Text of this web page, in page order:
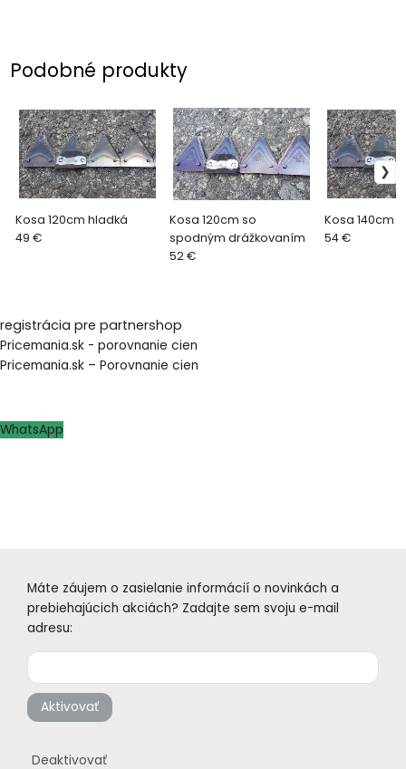
Podobné produkty
Kosa 120cm hladká
49 €
Kosa 120cm so
spodným drážkovaním
52 €
Kosa 140cm
54 €
registrácia pre partnershop
Pricemania.sk - porovnanie cien
Pricemania.sk – Porovnanie cien
WhatsApp
Máte záujem o zasielanie informácií o novinkách a
prebiehajúcich akciách? Zadajte sem svoju e-mail
adresu:
Aktivovať
Deaktivovať